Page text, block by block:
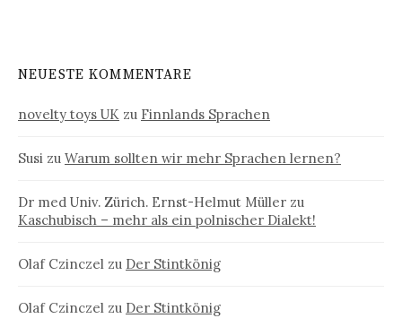
NEUESTE KOMMENTARE
novelty toys UK zu Finnlands Sprachen
Susi zu Warum sollten wir mehr Sprachen lernen?
Dr med Univ. Zürich. Ernst-Helmut Müller zu
Kaschubisch – mehr als ein polnischer Dialekt!
Olaf Czinczel zu Der Stintkönig
Olaf Czinczel zu Der Stintkönig